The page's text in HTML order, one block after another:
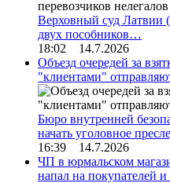
Верховный суд Латвии
двух пособников…
18:02 14.7.2026
Объезд очередей за
"клиентами"
Бюро внутренней
начать уголовное
16:39 14.7.2026
ЧП в юрмальском
напал на покупателей и